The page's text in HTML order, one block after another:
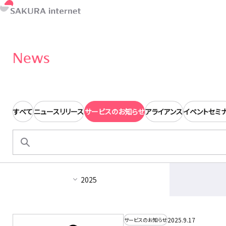
News
すべてニュースリリースサービスのお知らせアライアンスイベントセミ
2025
サービスのお知らせ2025.9.17